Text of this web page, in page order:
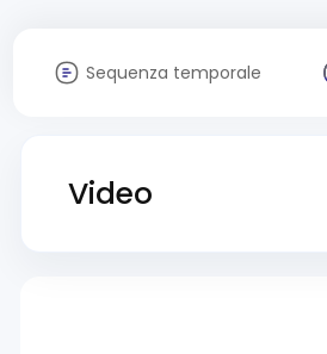
Sequenza temporale
Video